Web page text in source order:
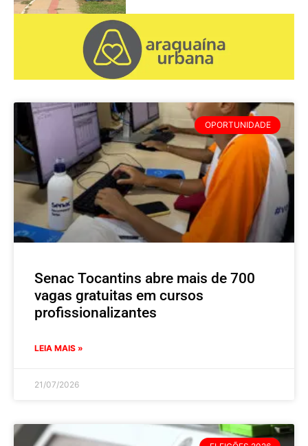
OPORTUNIDADE
Senac Tocantins abre mais de 700
vagas gratuitas em cursos
profissionalizantes
LEIA MAIS »
21/07/2026